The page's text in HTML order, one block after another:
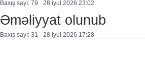
Baxış sayı: 79 28 i̇yul 2026 23:02
Əməliyyat olunub
Baxış sayı: 31 28 i̇yul 2026 17:28